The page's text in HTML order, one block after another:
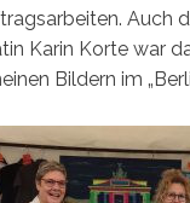
Auch
Karin Korte war
Bildern im